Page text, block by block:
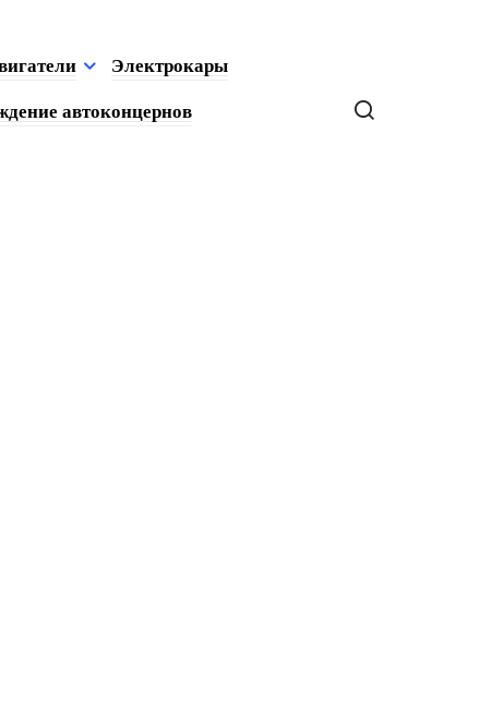
Электрокары
автоконцернов